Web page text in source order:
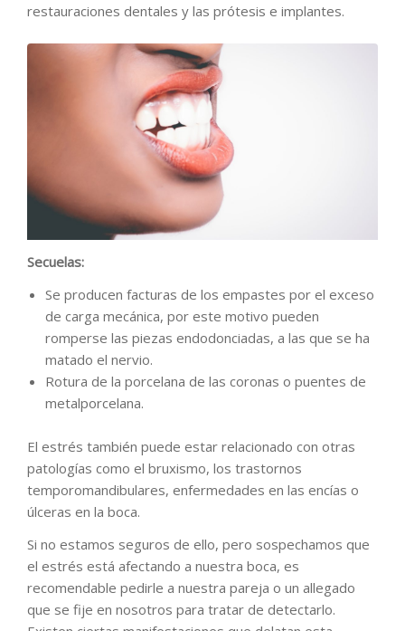
restauraciones dentales y las prótesis e implantes.
Secuelas:
Se producen facturas de los empastes por el exceso
de carga mecánica, por este motivo pueden
romperse las piezas endodonciadas, a las que se ha
matado el nervio.
Rotura de la porcelana de las coronas o puentes de
metalporcelana.
El estrés también puede estar relacionado con otras
patologías como el bruxismo, los trastornos
temporomandibulares, enfermedades en las encías o
úlceras en la boca.
Si no estamos seguros de ello, pero sospechamos que
el estrés está afectando a nuestra boca, es
recomendable pedirle a nuestra pareja o un allegado
que se fije en nosotros para tratar de detectarlo.